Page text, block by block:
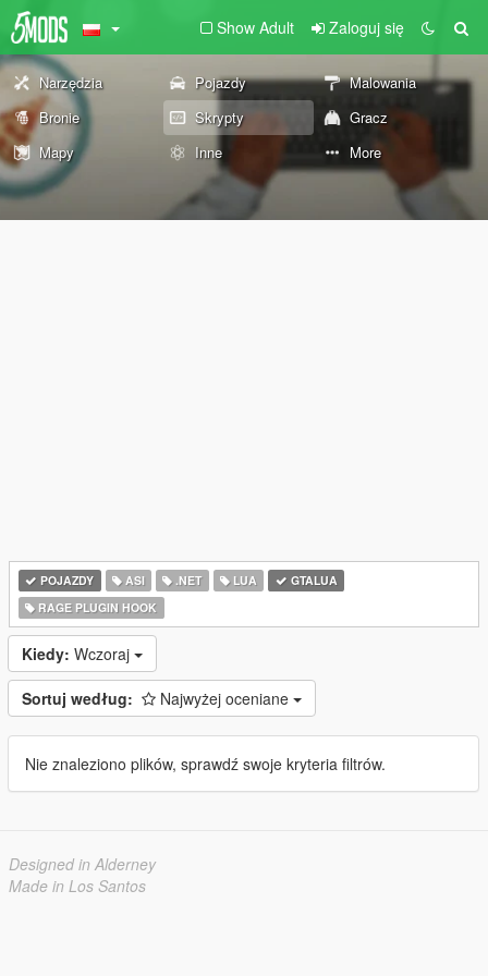
Show Adult Zaloguj się
Narzędzia Pojazdy
Malowania
Bronie
Skrypty
Gracz
Mapy
Inne More
POJAZDY ASI .NET LUA
GTALUA
RAGE PLUGIN HOOK
Kiedy: Wczoraj
Sortuj według: Najwyżej oceniane
Nie znaleziono plików, sprawdź swoje kryteria filtrów.
Designed in Alderney
Made in Los Santos